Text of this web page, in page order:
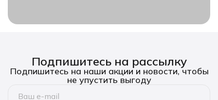
Подпишитесь на рассылку
Подпишитесь на наши акции и новости, чтобы
не упустить выгоду